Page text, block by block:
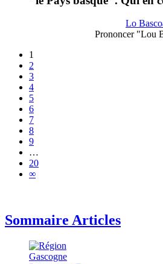
Lo
Prononcer "Lou
1
2
3
4
5
6
7
8
9
…
20
∞
Sommaire Articles